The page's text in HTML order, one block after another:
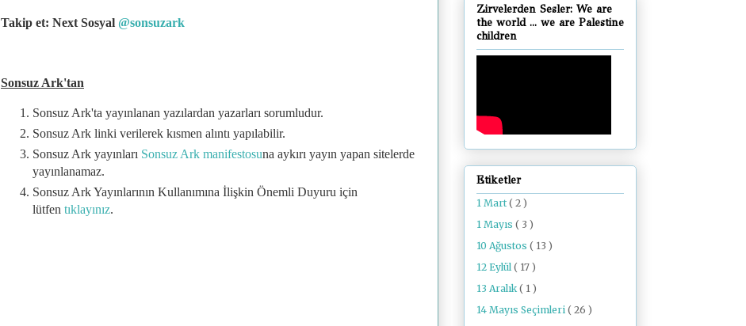
Takip et: Next Sosyal @sonsuzark
Sonsuz Ark'tan
Sonsuz Ark'ta yayınlanan yazılardan yazarları sorumludur.
Sonsuz Ark linki verilerek kısmen alıntı yapılabilir.
Sonsuz Ark yayınları Sonsuz Ark manifestosuna aykırı yayın yapan sitelerde
yayınlanamaz.
Sonsuz Ark Yayınlarının Kullanımına İlişkin Önemli Duyuru için
lütfen tıklayınız.
Zirvelerden Sesler: We are
the world ... we are Palestine
children
Etiketler
1 Mart ( 2 )
1 Mayıs ( 3 )
10 Ağustos ( 13 )
12 Eylül ( 17 )
13 Aralık ( 1 )
14 Mayıs Seçimleri ( 26 )